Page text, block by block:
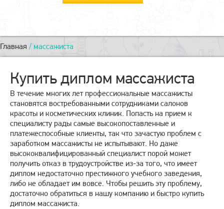
Главная / массажиста
Купить диплом массажиста
В течение многих лет профессиональные массажисты
становятся востребованными сотрудниками салонов
красоты и косметических клиник. Попасть на прием к
специалисту рады самые высокопоставленные и
платежеспособные клиенты, так что зачастую проблем с
заработком массажисты не испытывают. Но даже
высококвалифицированный специалист порой может
получить отказ в трудоустройстве из-за того, что имеет
диплом недостаточно престижного учебного заведения,
либо не обладает им вовсе. Чтобы решить эту проблему,
достаточно обратиться в нашу компанию и быстро купить
диплом массажиста.